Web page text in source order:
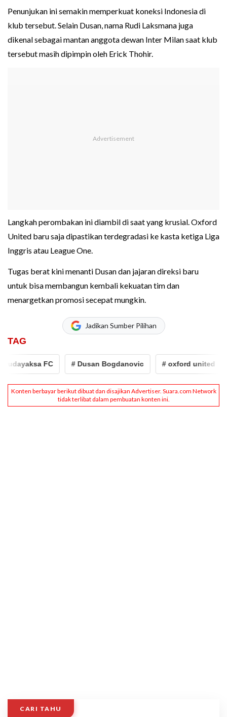
Penunjukan ini semakin memperkuat koneksi Indonesia di
klub tersebut. Selain Dusan, nama Rudi Laksmana juga
dikenal sebagai mantan anggota dewan Inter Milan saat klub
tersebut masih dipimpin oleh Erick Thohir.
Langkah perombakan ini diambil di saat yang krusial. Oxford
United baru saja dipastikan terdegradasi ke kasta ketiga Liga
Inggris atau League One.
Tugas berat kini menanti Dusan dan jajaran direksi baru
untuk bisa membangun kembali kekuatan tim dan
menargetkan promosi secepat mungkin.
Jadikan Sumber Pilihan
TAG
FC # Dusan Bogdanovic # oxford united
CARI TAHU